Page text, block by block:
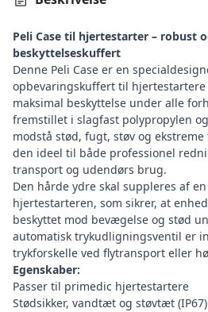
Peli Case til hjertestarter – robust
beskyttelseskuffert
Denne Peli Case er en
opbevaringskuffert til hjertestartere
maksimal beskyttelse under alle
fremstillet i slagfast polypropylen
modstå stød, fugt, støv og
den ideel til både professionel
transport og udendørs brug.
Den hårde ydre skal suppleres af
hjertestarteren, som sikrer, at
beskyttet mod bevægelse og stød
automatisk trykudligningsventil er
trykforskelle ved flytransport eller
Egenskaber:
Passer til primedic hjertestartere
Stødsikker, vandtæt og støvtæt (IP67)